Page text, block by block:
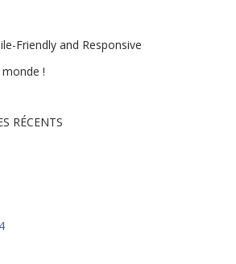
Friendly and Responsive
!
RÉCENTS